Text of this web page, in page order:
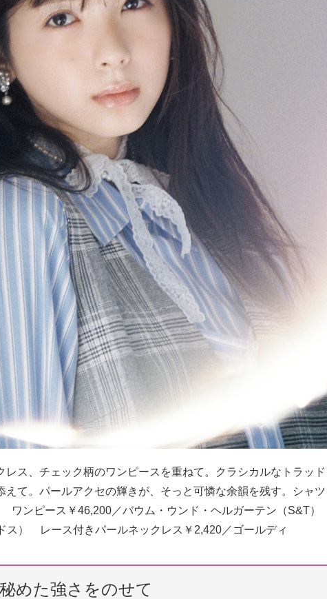
レス、チェック柄のワンピースを重ねて。クラシカルなトラッド
て。パールアクセの輝きが、そっと可憐な余韻を残す。シャツ
ワンピース￥46,200／バウム・ウンド・ヘルガーテン（S&T）
ス） レース付きパールネックレス￥2,420／ゴールディ
めた強さをのせて